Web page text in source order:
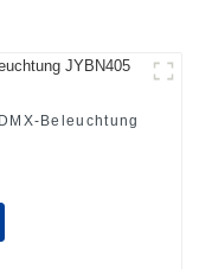
Beleuchtung